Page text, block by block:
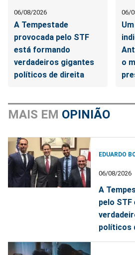
06/08/2026
A Tempestade
provocada pelo STF
está formando
verdadeiros gigantes
políticos de direita
06/
o
MAIS EM OPINIÃO
EDUARDO
06/08/2026
A
pelo
políticos